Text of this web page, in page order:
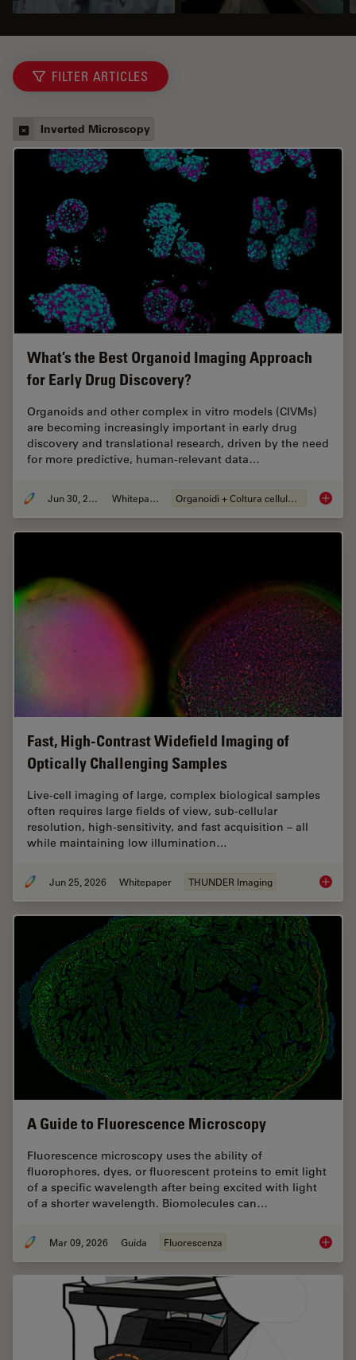
FILTER ARTICLES
Inverted Microscopy
What’s the Best Organoid Imaging Approach
for Early Drug Discovery?
Organoids and other complex in vitro models (CIVMs)
are becoming increasingly important in early drug
discovery and translational research, driven by the need
for more predictive, human-relevant data…
Jun 30, 2026 Whitepaper Organoidi + Coltura cellulare 3D
Fast, High-Contrast Widefield Imaging of
Optically Challenging Samples
Live‑cell imaging of large, complex biological samples
often requires large fields of view, sub-cellular
resolution, high-sensitivity, and fast acquisition – all
while maintaining low illumination…
Jun 25, 2026 Whitepaper THUNDER Imaging Fast,
A Guide to Fluorescence Microscopy
Fluorescence microscopy uses the ability of
fluorophores, dyes, or fluorescent proteins to emit light
of a specific wavelength after being excited with light
of a shorter wavelength. Biomolecules can…
Mar 09, 2026 Guida Fluorescenza A